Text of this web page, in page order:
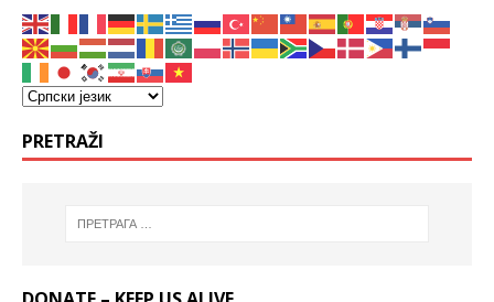
PRETRAŽI